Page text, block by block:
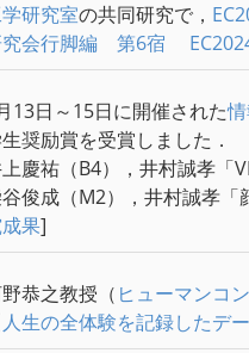
研究室の共同研究で，
会行脚編 第6宿 EC2024
13日～15日に開催された
奨励賞を受賞しました．
慶祐（B4），井村誠孝「
俊成（M2），井村誠孝
果]
恭之教授（ ヒューマンコ
人生の全体験を記録したデ